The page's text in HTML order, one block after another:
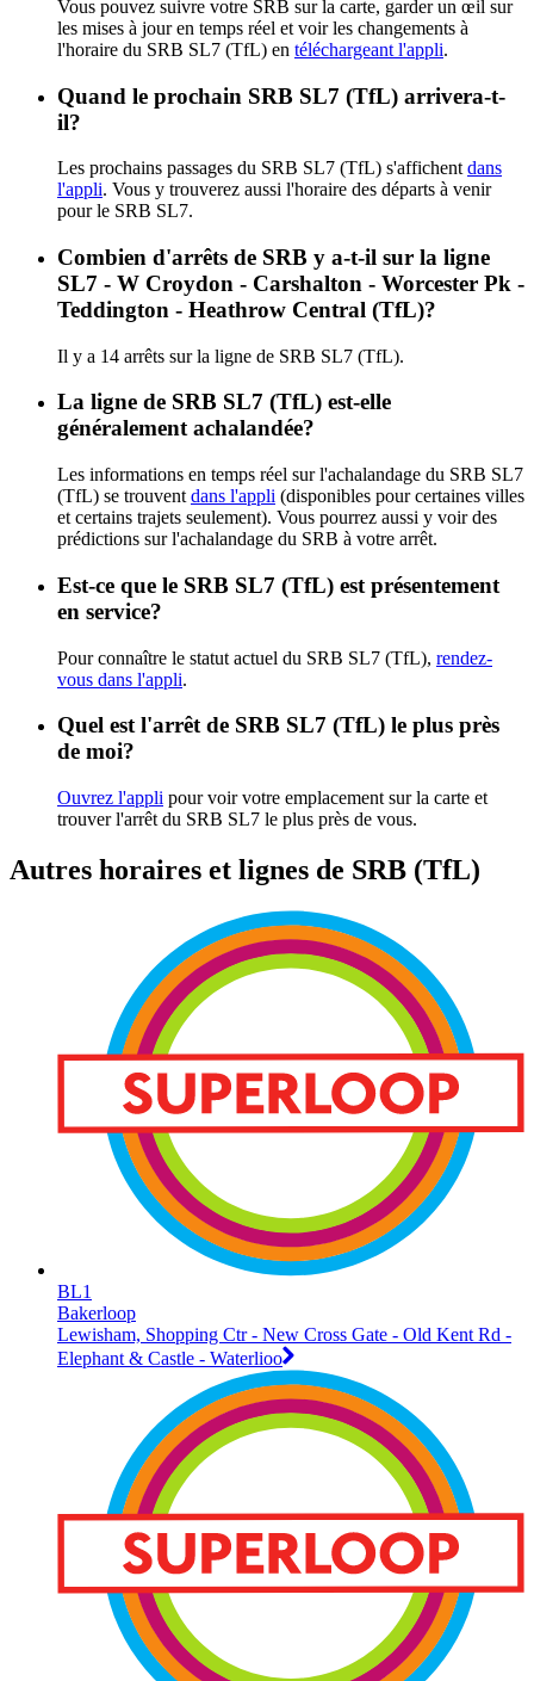
Vous pouvez suivre votre SRB sur la carte, garder un œil sur
les mises à jour en temps réel et voir les changements à
l'horaire du SRB SL7 (TfL) en téléchargeant l'appli.
Quand le prochain SRB SL7 (TfL) arrivera-t-
il?
Les prochains passages du SRB SL7 (TfL) s'affichent dans
l'appli. Vous y trouverez aussi l'horaire des départs à venir
pour le SRB SL7.
Combien d'arrêts de SRB y a-t-il sur la ligne
SL7 - W Croydon - Carshalton - Worcester Pk -
Teddington - Heathrow Central (TfL)?
Il y a 14 arrêts sur la ligne de SRB SL7 (TfL).
La ligne de SRB SL7 (TfL) est-elle
généralement achalandée?
Les informations en temps réel sur l'achalandage du SRB SL7
(TfL) se trouvent dans l'appli (disponibles pour certaines villes
et certains trajets seulement). Vous pourrez aussi y voir des
prédictions sur l'achalandage du SRB à votre arrêt.
Est-ce que le SRB SL7 (TfL) est présentement
en service?
Pour connaître le statut actuel du SRB SL7 (TfL), rendez-
vous dans l'appli.
Quel est l'arrêt de SRB SL7 (TfL) le plus près
de moi?
Ouvrez l'appli pour voir votre emplacement sur la carte et
trouver l'arrêt du SRB SL7 le plus près de vous.
Autres horaires et lignes de SRB (TfL)
BL1
Bakerloop
Lewisham, Shopping Ctr - New Cross Gate - Old Kent Rd -
Elephant & Castle - Waterlioo